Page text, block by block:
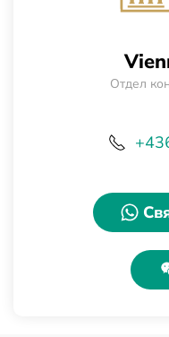
Отдел